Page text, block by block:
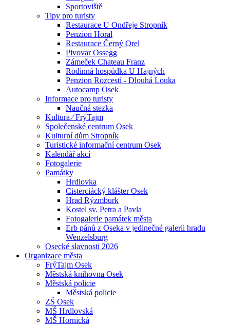
Sportoviště
Tipy pro turisty
Restaurace U Ondřeje Stropník
Penzion Horal
Restaurace Černý Orel
Pivovar Ossegg
Zámeček Chateau Franz
Rodinná hospůdka U Hajných
Penzion Rozcestí - Dlouhá Louka
Autocamp Osek
Informace pro turisty
Naučná stezka
Kultura ⁄ FrýTajm
Společenské centrum Osek
Kulturní dům Stropník
Turistické informační centrum Osek
Kalendář akcí
Fotogalerie
Památky
Hrdlovka
Cisterciácký klášter Osek
Hrad Rýzmburk
Kostel sv. Petra a Pavla
Fotogalerie památek města
Erb pánů z Oseka v jedinečné galerii hradu
Wenzelsburg
Osecké slavnosti 2026
Organizace města
FrýTajm Osek
Městská knihovna Osek
Městská policie
Městská policie
ZŠ Osek
MŠ Hrdlovská
MŠ Hornická